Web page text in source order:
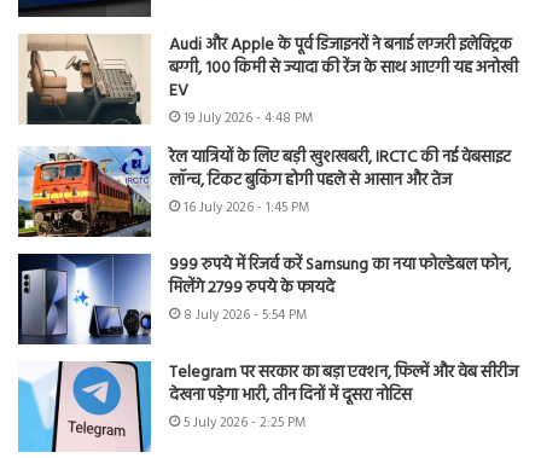
Audi और Apple के पूर्व डिजाइनरों ने बनाई लग्जरी इलेक्ट्रिक
बग्गी, 100 किमी से ज्यादा की रेंज के साथ आएगी यह अनोखी
EV
19 July 2026 - 4:48 PM
रेल यात्रियों के लिए बड़ी खुशखबरी, IRCTC की नई वेबसाइट
लॉन्च, टिकट बुकिंग होगी पहले से आसान और तेज
16 July 2026 - 1:45 PM
999 रुपये में रिजर्व करें Samsung का नया फोल्डेबल फोन,
मिलेंगे 2799 रुपये के फायदे
8 July 2026 - 5:54 PM
Telegram पर सरकार का बड़ा एक्शन, फिल्में और वेब सीरीज
देखना पड़ेगा भारी, तीन दिनों में दूसरा नोटिस
5 July 2026 - 2:25 PM